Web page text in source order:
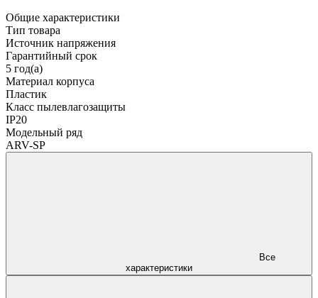
Общие характеристики
Тип товара
Источник напряжения
Гарантийный срок
5 год(а)
Материал корпуса
Пластик
Класс пылевлагозащиты
IP20
Модельный ряд
ARV-SP
характеристики